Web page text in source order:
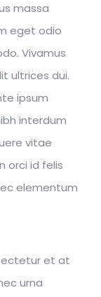
massa
eget odio
Vivamus
ultrices dui.
ipsum
interdum
vitae
orci id felis
elementum
et at
urna